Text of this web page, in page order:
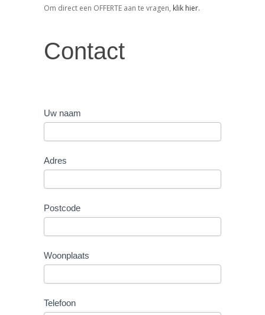
Om direct een OFFERTE aan te vragen, klik hier.
Contact
Uw naam
Adres
Postcode
Woonplaats
Telefoon